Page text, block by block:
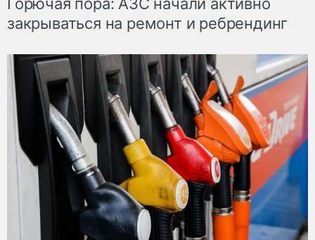
Горючая пора: АЗС начали активно
закрываться на ремонт и ребрендинг